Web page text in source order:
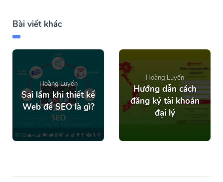
Bài viết khác
Hoàng Luyến
Sai lầm khi thiết kế
Web để SEO là gì?
Hoàng Luyến
Hướng dẫn cách
đăng ký tài khoản
đại lý